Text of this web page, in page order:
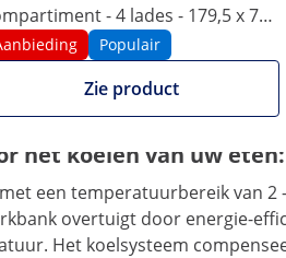
- 4 lades - 179,5 x 71
- Klasse B - roestvrij staal - Royal
Populair
Zie product
zorgt voor vers voedsel voor
De gastrokoeltafel
twee parkeerremmen kunt u
dit model. Onder het
vooral als je je handen niet vrij
het koelen van uw
een temperatuurbereik van
overtuigt door energie-
Het koelsysteem